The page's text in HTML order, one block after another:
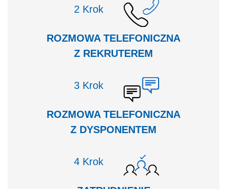
Krok
ROZMOWA TELEFONICZNA
Z REKRUTEREM
Krok
ROZMOWA TELEFONICZNA
Z DYSPONENTEM
Krok